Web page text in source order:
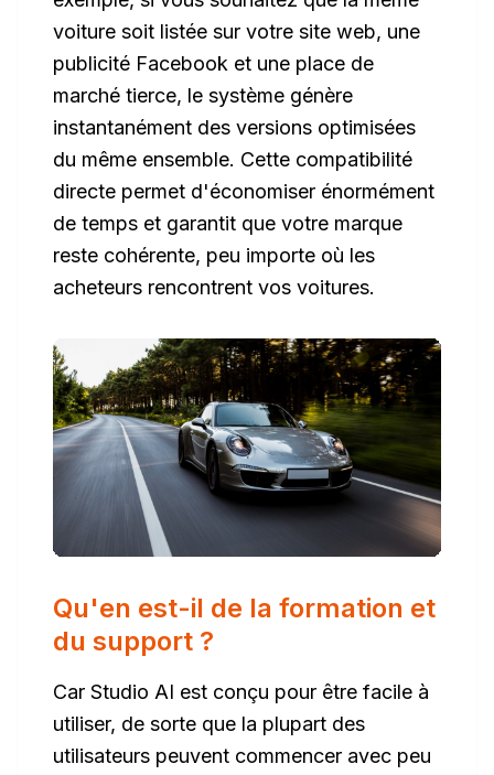
voiture soit listée sur votre site web, une
publicité Facebook et une place de
marché tierce, le système génère
instantanément des versions optimisées
du même ensemble. Cette compatibilité
directe permet d'économiser énormément
de temps et garantit que votre marque
reste cohérente, peu importe où les
acheteurs rencontrent vos voitures.
Qu'en est-il de la formation et
du support ?
Car Studio AI est conçu pour être facile à
utiliser, de sorte que la plupart des
utilisateurs peuvent commencer avec peu